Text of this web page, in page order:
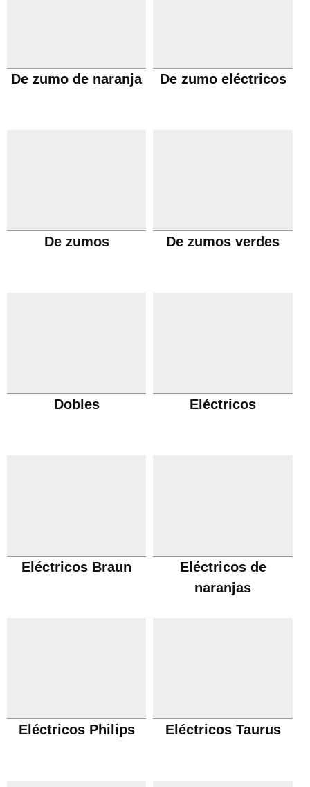
De zumo de naranja De zumo eléctricos
De zumos De zumos verdes
Dobles Eléctricos
Eléctricos Braun
Eléctricos de
naranjas
Eléctricos Philips Eléctricos Taurus